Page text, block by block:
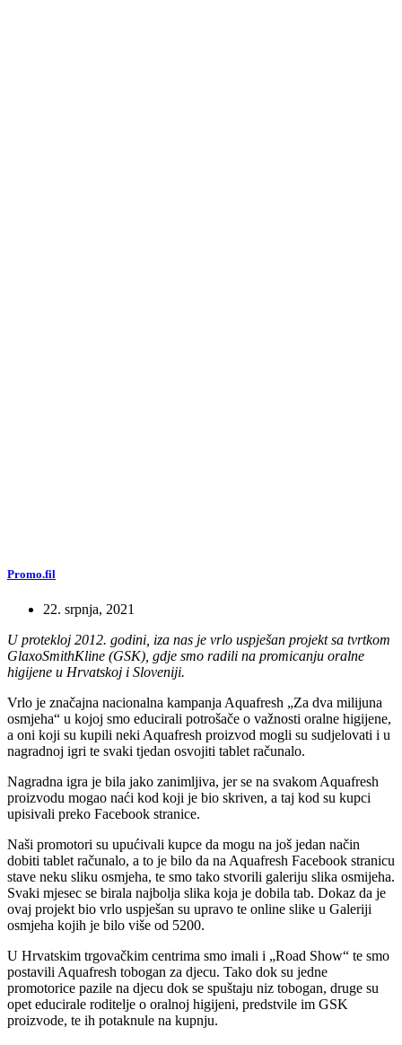
Promo.fil
22. srpnja, 2021
U protekloj 2012. godini, iza nas je vrlo uspješan projekt sa tvrtkom
GlaxoSmithKline (GSK), gdje smo radili na promicanju oralne
higijene u Hrvatskoj i Sloveniji.
Vrlo je značajna nacionalna kampanja Aquafresh „Za dva milijuna
osmjeha“ u kojoj smo educirali potrošače o važnosti oralne higijene,
a oni koji su kupili neki Aquafresh proizvod mogli su sudjelovati i u
nagradnoj igri te svaki tjedan osvojiti tablet računalo.
Nagradna igra je bila jako zanimljiva, jer se na svakom Aquafresh
proizvodu mogao naći kod koji je bio skriven, a taj kod su kupci
upisivali preko Facebook stranice.
Naši promotori su upućivali kupce da mogu na još jedan način
dobiti tablet računalo, a to je bilo da na Aquafresh Facebook stranicu
stave neku sliku osmjeha, te smo tako stvorili galeriju slika osmijeha.
Svaki mjesec se birala najbolja slika koja je dobila tab. Dokaz da je
ovaj projekt bio vrlo uspješan su upravo te online slike u Galeriji
osmjeha kojih je bilo više od 5200.
U Hrvatskim trgovačkim centrima smo imali i „Road Show“ te smo
postavili Aquafresh tobogan za djecu. Tako dok su jedne
promotorice pazile na djecu dok se spuštaju niz tobogan, druge su
opet educirale roditelje o oralnoj higijeni, predstvile im GSK
proizvode, te ih potaknule na kupnju.